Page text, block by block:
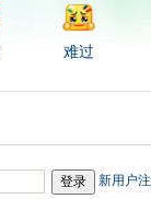
难过
新用户